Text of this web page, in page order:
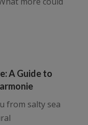
A Guide to
from salty sea